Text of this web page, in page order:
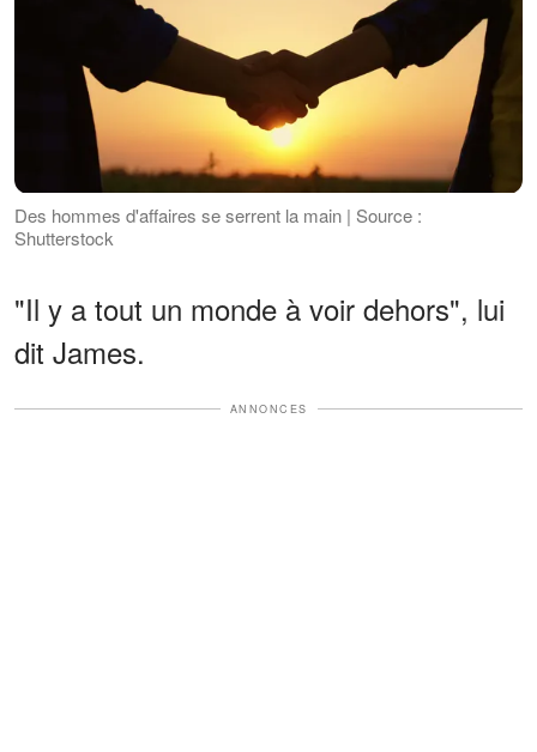
Des hommes d'affaires se serrent la main | Source :
Shutterstock
"Il y a tout un monde à voir dehors", lui
dit James.
ANNONCES